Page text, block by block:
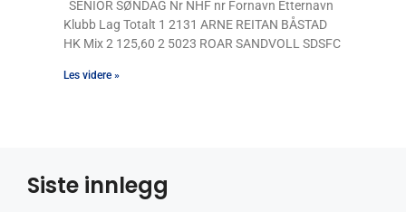
SENIOR SØNDAG Nr NHF nr Fornavn Etternavn
Klubb Lag Totalt 1 2131 ARNE REITAN BÅSTAD
HK Mix 2 125,60 2 5023 ROAR SANDVOLL SDSFC
Les videre »
Siste innlegg